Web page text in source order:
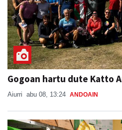
Gogoan hartu dute Katto
Aiurri abu 08, 13:24 ANDOAIN